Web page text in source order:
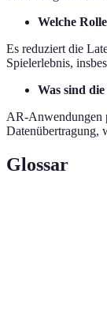
Welche
Es reduziert die
Spielerlebnis,
Was sind
AR-Anwendungen
Datenübertragung,
Glossar